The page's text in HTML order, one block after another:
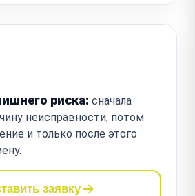
риска: сначала
неисправности, потом
и только после этого
заявку